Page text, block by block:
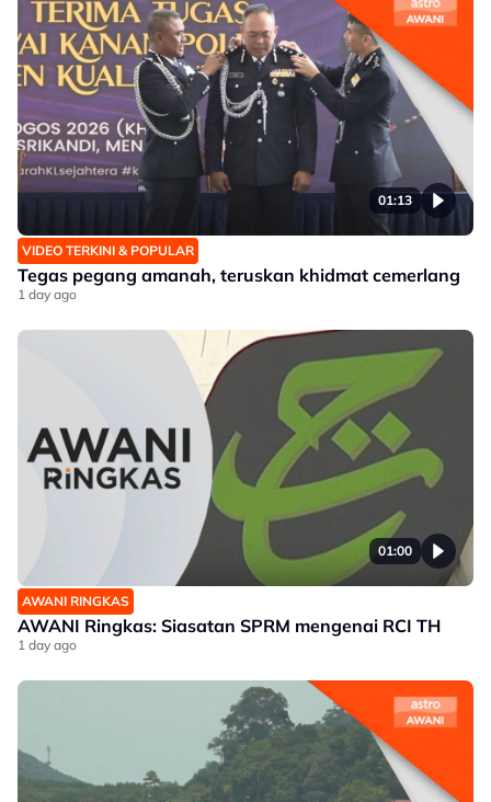
01:13
VIDEO TERKINI & POPULAR
Tegas pegang amanah, teruskan khidmat cemerlang
1 day ago
01:00
AWANI RINGKAS
AWANI Ringkas: Siasatan SPRM mengenai RCI TH
1 day ago